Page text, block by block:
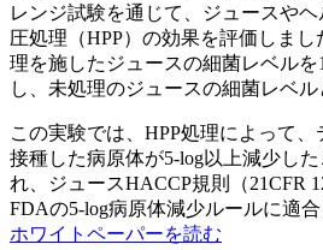
レンジ試験を通じて、ジュースや
圧処理（HPP）の効果を評価しま
理を施したジュースの細菌レベル
し、未処理のジュースの細菌レベル
この実験では、HPP処理によって
接種した病原体が5-log以上減少し
れ、ジュースHACCP規則（21CFR
FDAの5-log病原体減少ルールに適合
ホワイトペーパーを読む